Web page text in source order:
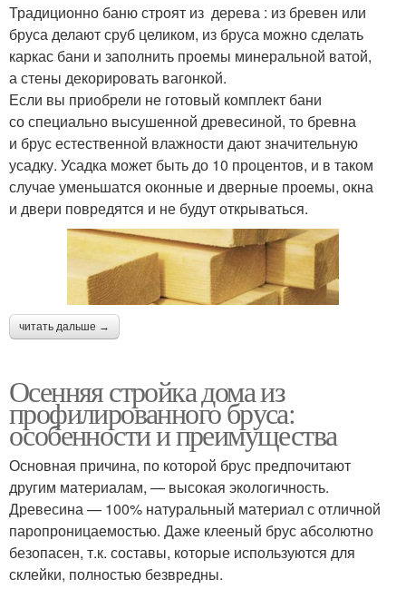
Традиционно баню строят из дерева : из бревен или
бруса делают сруб целиком, из бруса можно сделать
каркас бани и заполнить проемы минеральной ватой,
а стены декорировать вагонкой.
Если вы приобрели не готовый комплект бани
со специально высушенной древесиной, то бревна
и брус естественной влажности дают значительную
усадку. Усадка может быть до 10 процентов, и в таком
случае уменьшатся оконные и дверные проемы, окна
и двери повредятся и не будут открываться.
читать дальше →
Осенняя стройка дома из
профилированного бруса:
особенности и преимущества
Основная причина, по которой брус предпочитают
другим материалам, — высокая экологичность.
Древесина — 100% натуральный материал с отличной
паропроницаемостью. Даже клееный брус абсолютно
безопасен, т.к. составы, которые используются для
склейки, полностью безвредны.